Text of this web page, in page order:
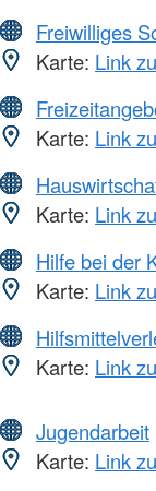
Freiwilliges
Karte: Link
Karte: Link
Karte: Link
Hilfe bei der
Karte: Link
Karte: Link
Jugendarbeit
Karte: Link